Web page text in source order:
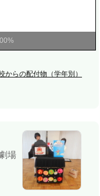
からの配付物（学年別）
場